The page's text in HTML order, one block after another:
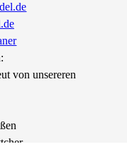
von unsereren